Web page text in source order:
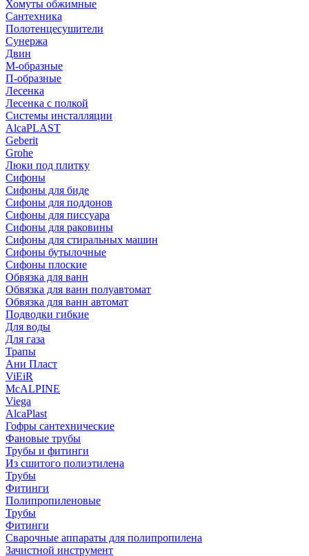
Хомуты обжимные
Сантехника
Полотенцесушители
Сунержа
Двин
М-образные
П-образные
Лесенка
Лесенка с полкой
Системы инсталляции
AlcaPLAST
Geberit
Grohe
Люки под плитку
Сифоны
Сифoны для биде
Сифoны для поддонов
Сифoны для писсуара
Сифоны для раковины
Сифоны для стиральных машин
Сифоны бутылочные
Сифоны плоские
Обвязка для ванн
Обвязка для ванн полуавтомат
Обвязка для ванн автомат
Подводки гибкие
Для воды
Для газа
Трапы
Ани Пласт
ViEiR
McALPINE
Viega
AlcaPlast
Гофры сантехнические
Фановые трубы
Трубы и фитинги
Из сшитого полиэтилена
Трубы
Фитинги
Полипропиленовые
Трубы
Фитинги
Сварочные аппараты для полипропилена
Зачистной инструмент